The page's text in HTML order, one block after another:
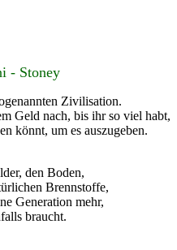
- Stoney
Zivilisation.
Geld nach, bis ihr so viel habt,
könnt, um es auszugeben.
den Boden,
Brennstoffe,
Generation mehr,
braucht.